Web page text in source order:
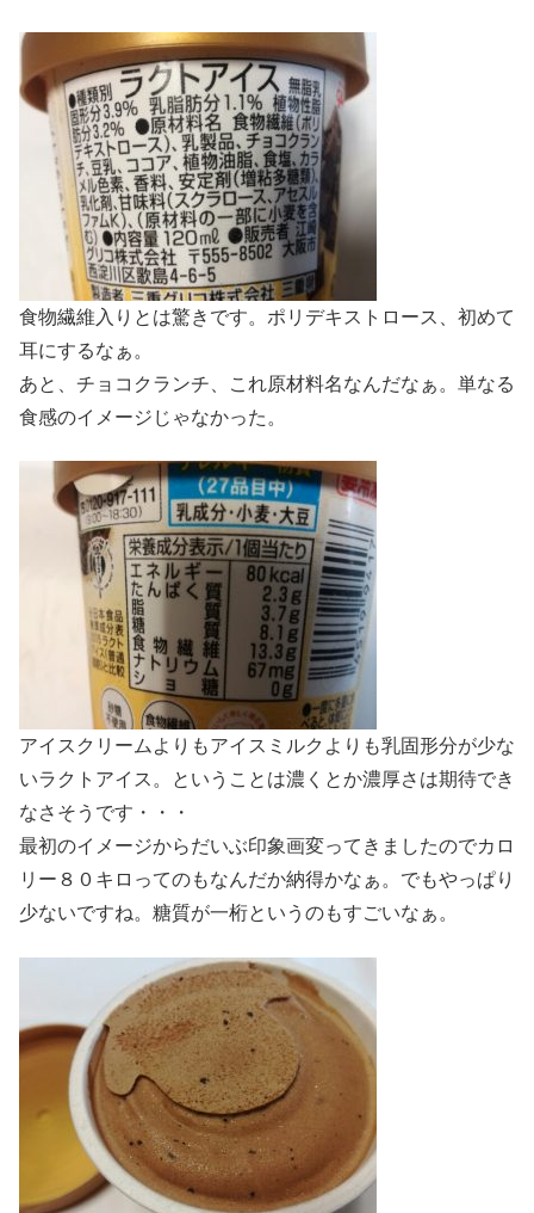
食物繊維入りとは驚きです。ポリデキストロース、初めて
耳にするなぁ。
あと、チョコクランチ、これ原材料名なんだなぁ。単なる
食感のイメージじゃなかった。
アイスクリームよりもアイスミルクよりも乳固形分が少な
いラクトアイス。ということは濃くとか濃厚さは期待でき
なさそうです・・・
最初のイメージからだいぶ印象画変ってきましたのでカロ
リー８０キロってのもなんだか納得かなぁ。でもやっぱり
少ないですね。糖質が一桁というのもすごいなぁ。